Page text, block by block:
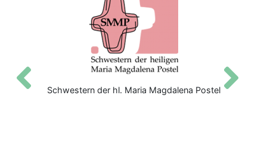
Schwestern der hl. Maria Magdalena Postel
Zurück